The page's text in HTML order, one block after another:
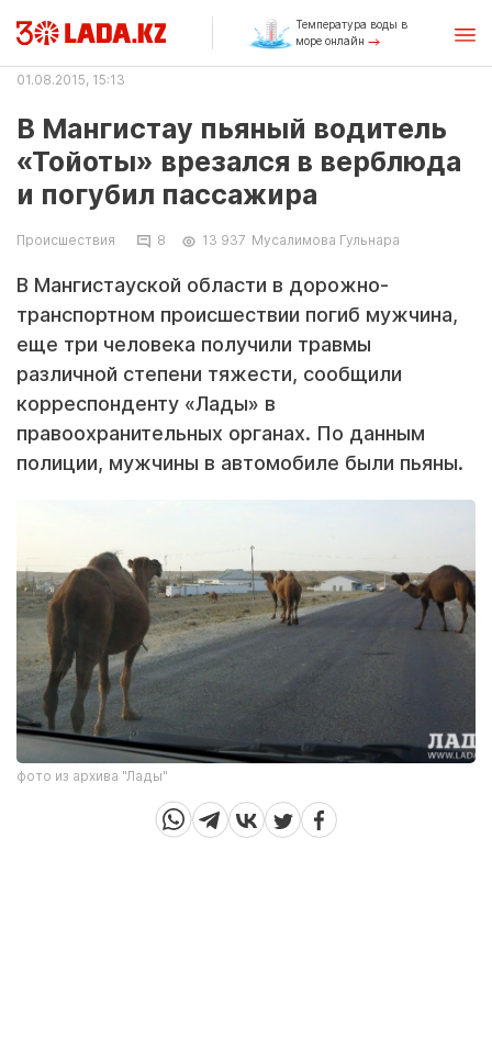
Температура воды в
море онлайн
01.08.2015, 15:13
В Мангистау пьяный водитель
«Тойоты» врезался в верблюда
и погубил пассажира
Происшествия 8 13 937 Мусалимова Гульнара
В Мангистауской области в дорожно-
транспортном происшествии погиб мужчина,
еще три человека получили травмы
различной степени тяжести, сообщили
корреспонденту «Лады» в
правоохранительных органах. По данным
полиции, мужчины в автомобиле были пьяны.
фото из архива "Лады"